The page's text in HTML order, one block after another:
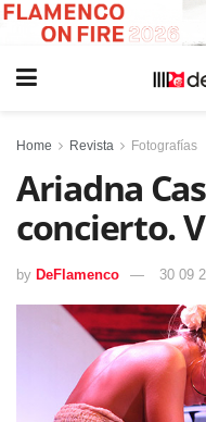
Home Revista Fotografías
Ariadna
concierto.
by DeFlamenco 30 09